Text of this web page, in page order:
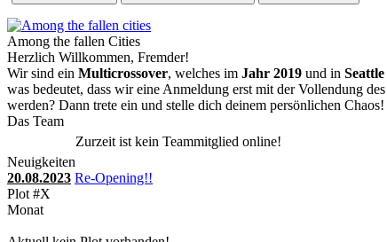
Among the fallen Cities
Herzlich Willkommen, Fremder!
Wir sind ein Multicrossover, welches im Jahr 2019 und in Seattle
was bedeutet, dass wir eine Anmeldung erst mit der Vollendung des
werden? Dann trete ein und stelle dich deinem persönlichen Chaos!
Das Team
Zurzeit ist kein Teammitglied online!
Neuigkeiten
20.08.2023 Re-Opening!!
Plot #X
Monat